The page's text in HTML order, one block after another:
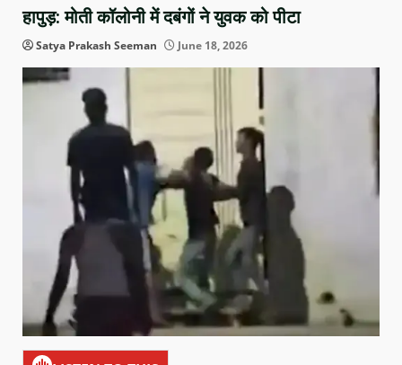
हापुड़: मोती कॉलोनी में दबंगों ने युवक को पीटा
Satya Prakash Seeman June 18, 2026